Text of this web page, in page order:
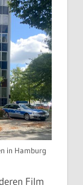
in Hamburg
Film